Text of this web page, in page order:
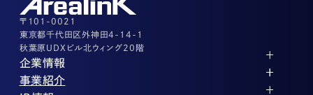
その他上記に当てはまらない案件等
03-3526-8556
〒101-0021
東京都千代田区外神田4-14-1
秋葉原UDXビル北ウィング20階
企業情報
代表メッセージ
事業紹介